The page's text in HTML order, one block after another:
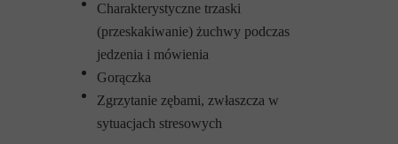
Charakterystyczne trzaski
(przeskakiwanie) żuchwy podczas
jedzenia i mówienia
Gorączka
Zgrzytanie zębami, zwłaszcza w
sytuacjach stresowych